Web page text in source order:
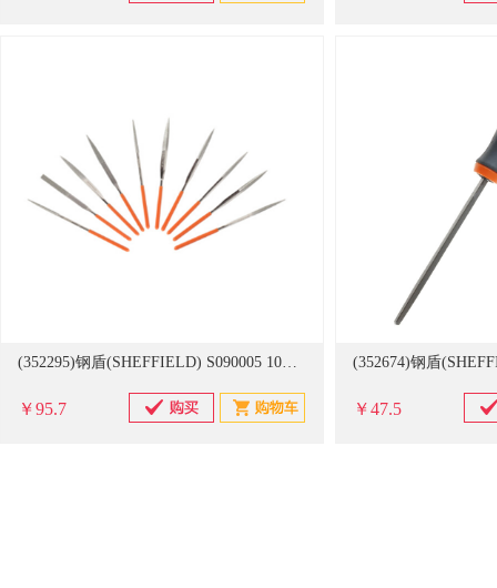
(352295)钢盾(SHEFFIELD) S090005 10件套3*140mm 金刚石整形锉(单位：套)
￥95.7 ￥47.5